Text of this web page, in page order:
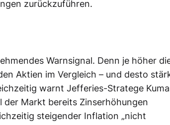
zurückzuführen.
Warnsignal. Denn je höher
Aktien im Vergleich – und desto
warnt Jefferies-Stratege
Markt bereits Zinserhöhungen
steigender Inflation „nicht